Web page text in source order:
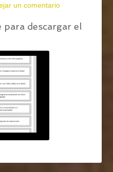
un comentario
para descargar el